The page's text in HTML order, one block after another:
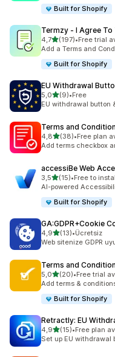
Built for Shopify
Termzy ‑ I Agree To
4,75 yıldız üzerinden
(197)
toplam 197•Free trial
Add a Terms and
Built for Shopify
EU Withdrawal
5,05 yıldız üzerinden
(9)
toplam 9 değerlendirme
•Free
EU withdrawal button
Terms and
4,85 yıldız üzerinden
(38)
toplam 38•Free plan
Add terms checkbox
accessiBe Web
3,55 yıldız üzerinden
(15)
toplam 15•Free to
AI-powered
Built for Shopify
GA:GDPR+Cookie
4,95 yıldız üzerinden
(13)
toplam 13•Ücretsiz
Web sitenize GDPR
Terms and
5,05 yıldız üzerinden
(20)
toplam 20•Free trial
Add terms &
Built for Shopify
Retractly: EU
4,95 yıldız üzerinden
(15)
toplam 15•Free plan
Set up EU withdrawal